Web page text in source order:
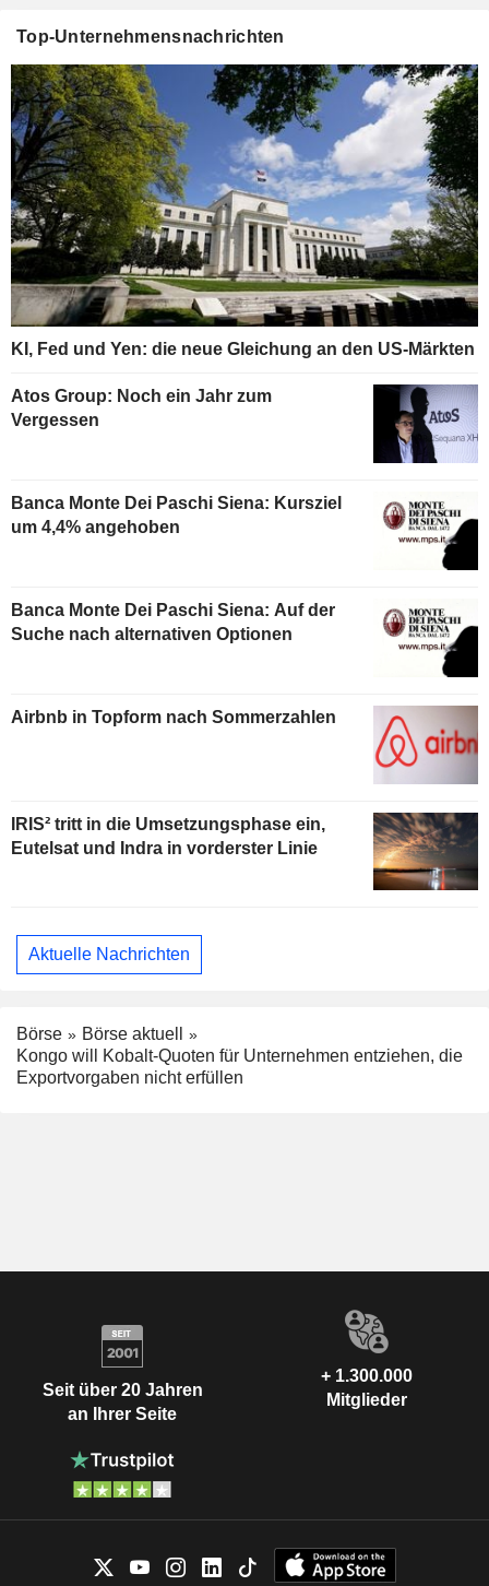
Top-Unternehmensnachrichten
KI, Fed und Yen: die neue Gleichung an den US-Märkten
Atos Group: Noch ein Jahr zum
Vergessen
Banca Monte Dei Paschi Siena: Kursziel
um 4,4% angehoben
Banca Monte Dei Paschi Siena: Auf der
Suche nach alternativen Optionen
Airbnb in Topform nach Sommerzahlen
IRIS² tritt in die Umsetzungsphase ein,
Eutelsat und Indra in vorderster Linie
Aktuelle Nachrichten
Börse
Börse aktuell
Kongo will Kobalt-Quoten für Unternehmen entziehen, die
Exportvorgaben nicht erfüllen
Seit über 20 Jahren
an Ihrer Seite
+ 1.300.000
Mitglieder